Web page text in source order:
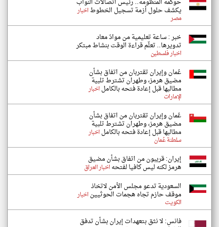
يكشف حلول أزمة تسجيل الخطوطاخبار
مصر
خبر : ساعة تعليمية من موادّ معاد
تدويرها.. تعلّم قراءة الوقت بنشاط مبتكر
اخبار فلسطين
عُمان وإيران تقتربان من اتفاق بشأن
مضيق هرمز، وطهران تشترط تلبية
مطالبها قبل إعادة فتحه بالكاملاخبار
الإمارات
عُمان وإيران تقتربان من اتفاق بشأن
مضيق هرمز، وطهران تشترط تلبية
مطالبها قبل إعادة فتحه بالكاملاخبار
سلطنة عُمان
إيران: قريبون من اتفاق بشأن مضيق
هرمز لكنه ليس كافيا لفتحهاخبار العراق
السعودية تدعو مجلس الأمن لاتخاذ
موقف حازم تجاه هجمات الحوثييناخبار
الكويت
فانس: لا نثق بتعهدات إيران بشأن تدفق